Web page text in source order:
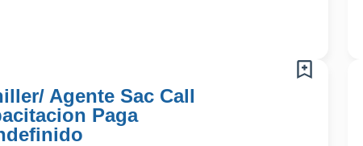
Agente Sac Call
Paga